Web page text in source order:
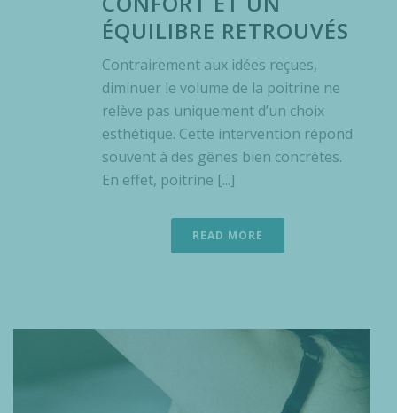
ÉQUILIBRE RETROUVÉS
Contrairement aux idées reçues,
diminuer le volume de la poitrine ne
relève pas uniquement d’un choix
esthétique. Cette intervention répond
souvent à des gênes bien concrètes.
En effet, poitrine [...]
READ MORE